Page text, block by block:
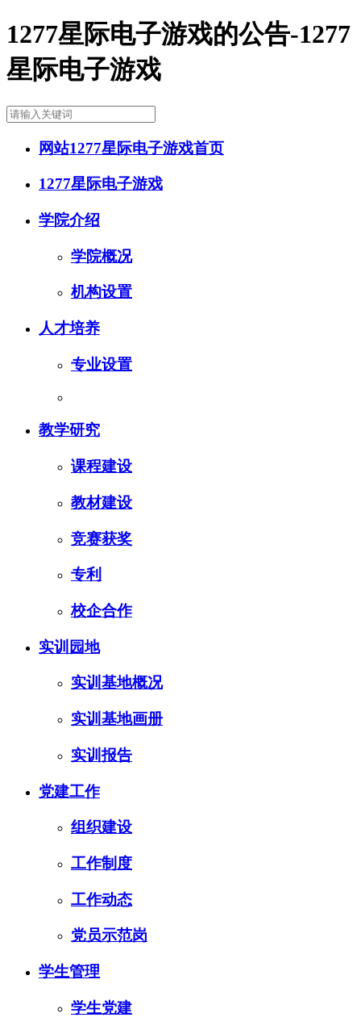
1277星际电子游戏的公告-1277
星际电子游戏
网站1277星际电子游戏首页
1277星际电子游戏
学院介绍
学院概况
机构设置
人才培养
专业设置
教学研究
课程建设
教材建设
竞赛获奖
专利
校企合作
实训园地
实训基地概况
实训基地画册
实训报告
党建工作
组织建设
工作制度
工作动态
党员示范岗
学生管理
学生党建